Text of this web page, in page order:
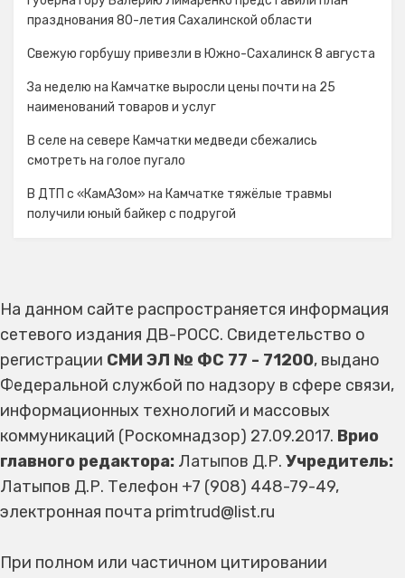
празднования 80-летия Сахалинской области
Свежую горбушу привезли в Южно-Сахалинск 8 августа
За неделю на Камчатке выросли цены почти на 25
наименований товаров и услуг
В селе на севере Камчатки медведи сбежались
смотреть на голое пугало
В ДТП с «КамАЗом» на Камчатке тяжёлые травмы
получили юный байкер с подругой
На данном сайте распространяется информация
сетевого издания ДВ-РОСС. Свидетельство о
регистрации СМИ ЭЛ № ФС 77 - 71200, выдано
Федеральной службой по надзору в сфере связи,
информационных технологий и массовых
коммуникаций (Роскомнадзор) 27.09.2017. Врио
главного редактора: Латыпов Д.Р. Учредитель:
Латыпов Д.Р. Телефон +7 (908) 448-79-49,
электронная почта primtrud@list.ru
При полном или частичном цитировании